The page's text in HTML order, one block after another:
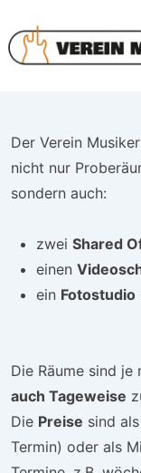
Zum
Inhalt
Der Verein
nicht nur
sondern auch:
zwei Shared
einen
ein Fotostudio
Die Räume sind
auch Tageweise
Die Preise sind
Termin) oder als